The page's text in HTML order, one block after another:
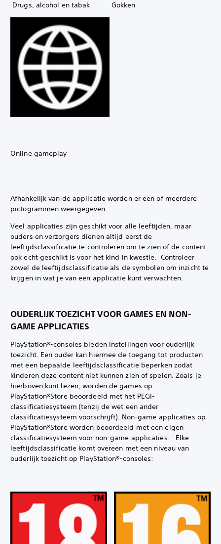
Drugs, alcohol en tabak Gokken
Online gameplay
Afhankelijk van de applicatie worden er een of meerdere
pictogrammen weergegeven.
Veel applicaties zijn geschikt voor alle leeftijden, maar
ouders en verzorgers dienen altijd eerst de
leeftijdsclassificatie te controleren om te zien of de content
ook echt geschikt is voor het kind in kwestie. ‎ Controleer
zowel de leeftijdsclassificatie als de symbolen om inzicht te
krijgen in wat je van een applicatie kunt verwachten.
OUDERLIJK TOEZICHT VOOR GAMES EN NON-
GAME APPLICATIES
PlayStation®-consoles bieden instellingen voor ouderlijk
toezicht. Een ouder kan hiermee de toegang tot producten
met een bepaalde leeftijdsclassificatie beperken zodat
kinderen deze content niet kunnen zien of spelen. Zoals je
hierboven kunt lezen, worden de games op
PlayStation®Store beoordeeld met het PEGI-
classificatiesysteem (tenzij de wet een ander
classificatiesysteem voorschrijft). Non-game applicaties op
PlayStation®Store worden beoordeeld met een eigen
classificatiesysteem voor non-game applicaties. Elke
leeftijdsclassificatie komt overeen met een niveau van
ouderlijk toezicht op PlayStation®-consoles: